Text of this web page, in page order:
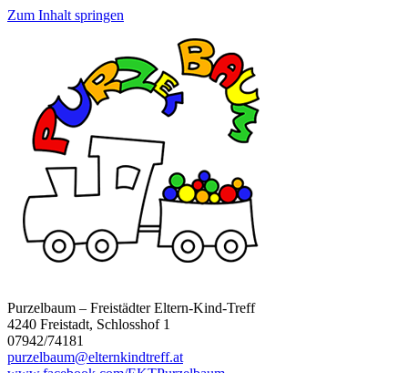
Zum Inhalt springen
Purzelbaum – Freistädter Eltern-Kind-Treff
4240 Freistadt, Schlosshof 1
07942/74181
purzelbaum@elternkindtreff.at